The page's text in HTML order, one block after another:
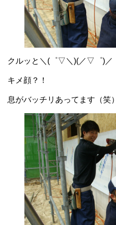
クルッと＼(゜▽＼)(／▽゜)／
キメ顔？！
息がバッチリあってます（笑）